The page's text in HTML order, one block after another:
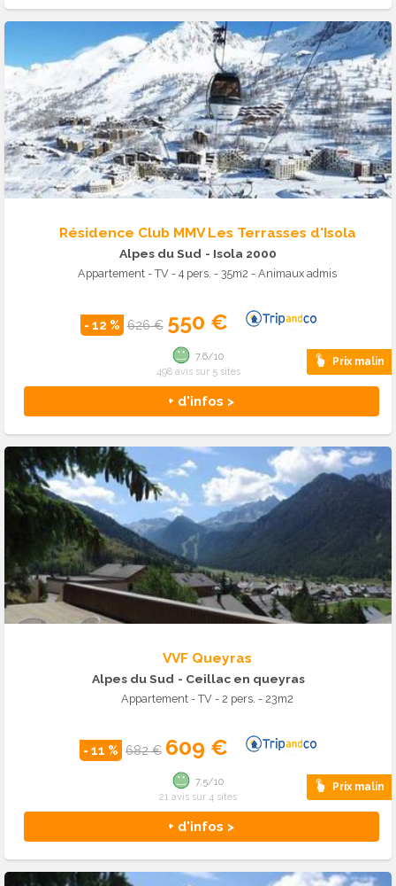
Résidence Club MMV Les Terrasses d'Isola
Alpes du Sud - Isola 2000
Appartement - TV - 4 pers. - 35m2 - Animaux admis
- 12 % 626 € 550 €
Prix malin
+ d'infos >
7.6/10
498 avis sur 5 sites
VVF Queyras
Alpes du Sud - Ceillac en queyras
Appartement - TV - 2 pers. - 23m2
- 11 % 682 € 609 €
Prix malin
+ d'infos >
7.5/10
21 avis sur 4 sites